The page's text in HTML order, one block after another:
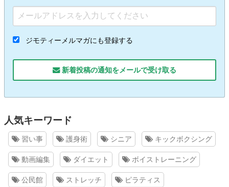
ジモティーメルマガにも登録する
新着投稿の通知をメールで受け取る
人気キーワード
習い事 護身術 シニア キックボクシング
動画編集 ダイエット ボイストレーニング
公民館 ストレッチ ピラティス